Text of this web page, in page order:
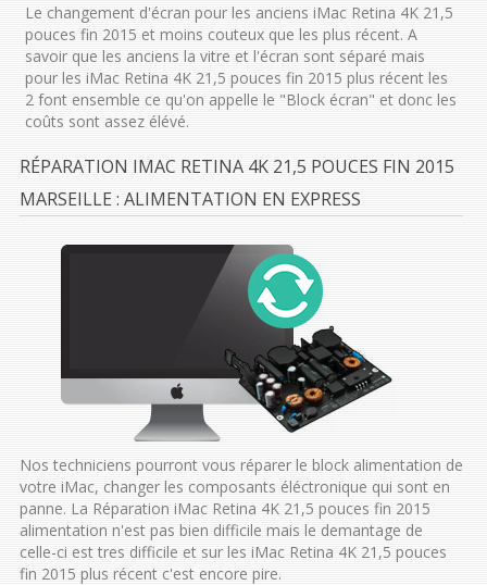
Le changement d'écran pour les anciens iMac Retina 4K 21,5
pouces fin 2015 et moins couteux que les plus récent. A
savoir que les anciens la vitre et l'écran sont séparé mais
pour les iMac Retina 4K 21,5 pouces fin 2015 plus récent les
2 font ensemble ce qu'on appelle le "Block écran" et donc les
coûts sont assez élévé.
RÉPARATION IMAC RETINA 4K 21,5 POUCES FIN 2015
MARSEILLE : ALIMENTATION EN EXPRESS
Nos techniciens pourront vous réparer le block alimentation de
votre iMac, changer les composants éléctronique qui sont en
panne. La Réparation iMac Retina 4K 21,5 pouces fin 2015
alimentation n'est pas bien difficile mais le demantage de
celle-ci est tres difficile et sur les iMac Retina 4K 21,5 pouces
fin 2015 plus récent c'est encore pire.